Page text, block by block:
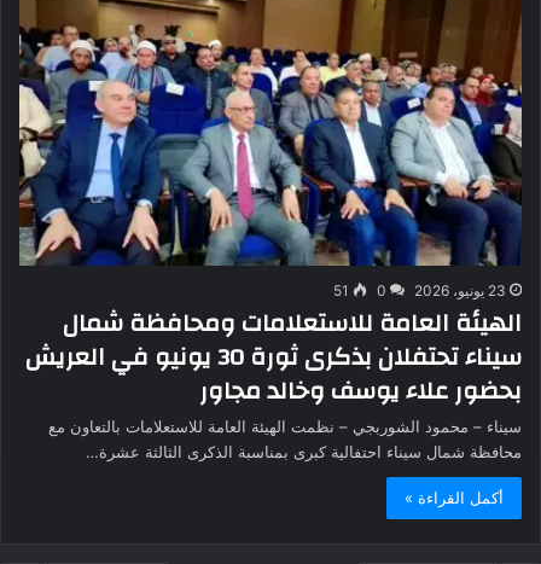
23 يونيو، 2026 0
51
الهيئة العامة للاستعلامات ومحافظة شمال
سيناء تحتفلان بذكرى ثورة 30 يونيو في العريش
بحضور علاء يوسف وخالد مجاور
سيناء – محمود الشوربجي – نظمت الهيئة العامة للاستعلامات بالتعاون مع
محافظة شمال سيناء احتفالية كبرى بمناسبة الذكرى الثالثة عشرة…
أكمل القراءة »